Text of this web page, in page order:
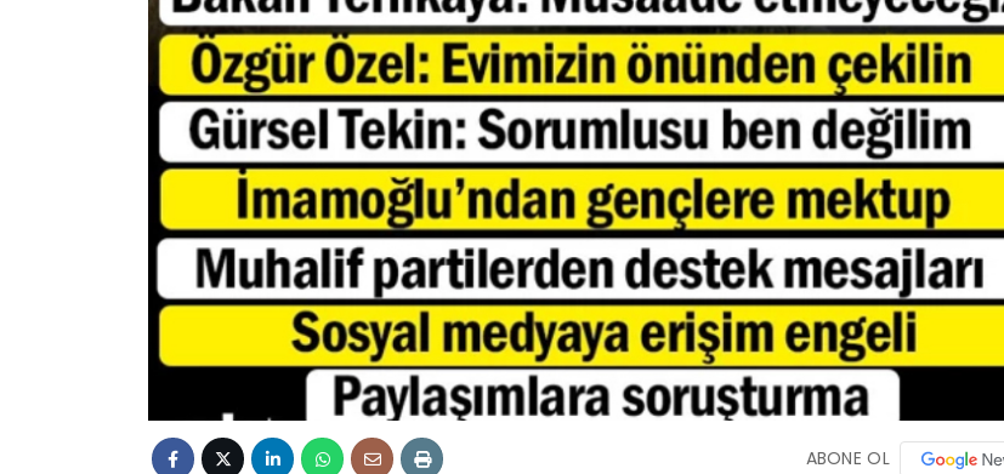
ABONE OL